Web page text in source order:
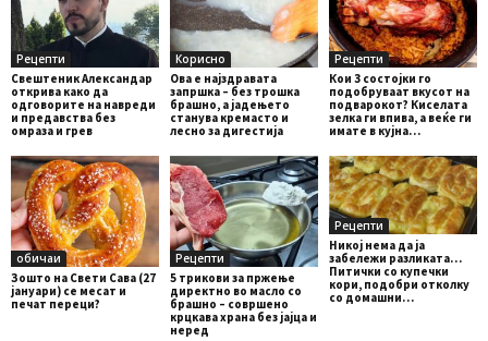
Рецепти
Свештеник Александар
открива како да
одговорите на навреди
и предавства без
омраза и грев
Корисно
Ова е најздравата
запршка – без трошка
брашно, а јадењето
станува кремасто и
лесно за дигестија
Рецепти
Кои 3 состојки го
подобруваат вкусот на
подварокот? Киселата
зелка ги впива, а веќе ги
имате в кујна…
обичаи
Зошто на Свети Сава (27
јануари) се месат и
печат переци?
Рецепти
5 трикови за пржење
директно во масло со
брашно – совршено
крцкава храна без јајца и
неред
Рецепти
Никој нема да ја
забележи разликата…
Питички со купечки
кори, подобри отколку
со домашни…